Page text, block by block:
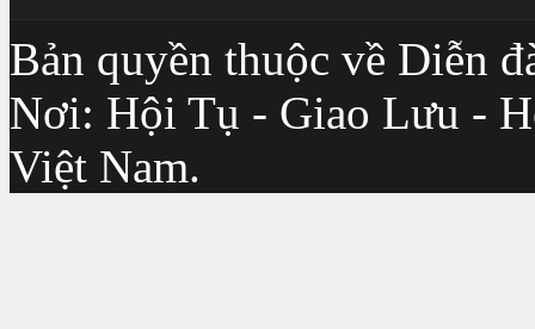
Bản quyền thuộc về Diễn
Nơi: Hội Tụ - Giao Lưu -
Việt Nam.